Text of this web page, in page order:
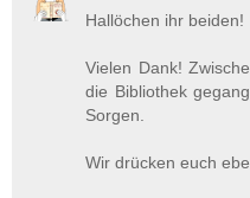
Hallöchen ihr beiden!
Vielen Dank!
die Bibliothek
Sorgen.
Wir drücken euch